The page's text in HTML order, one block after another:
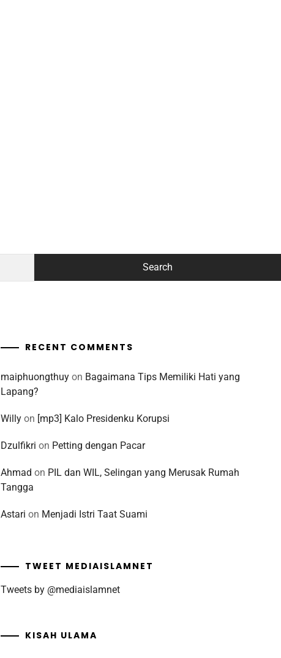
RECENT COMMENTS
maiphuongthuyon Bagaimana Tips Memiliki Hati yang
Lapang?
Willyon [mp3] Kalo Presidenku Korupsi
Dzulfikri on Petting dengan Pacar
Ahmad on PIL dan WIL, Selingan yang Merusak Rumah
Tangga
Astari on Menjadi Istri Taat Suami
TWEET MEDIAISLAMNET
Tweets by @mediaislamnet
KISAH ULAMA